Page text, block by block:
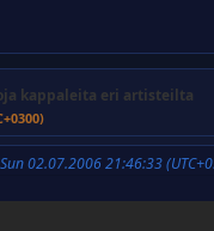
kappaleita eri artisteilta
02.07.2006 21:46:33